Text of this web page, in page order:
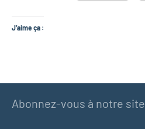
J’aime ça :
Abonnez-vous à notre site